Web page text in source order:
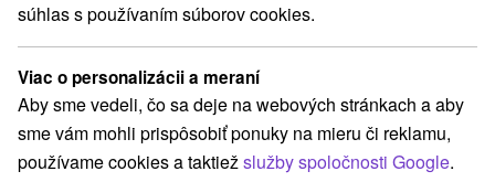
Priváty v Žiari
Kategórie
Všetky kategórie
Hotely(1) Apartmány(1)
Chaty na prenájom(5) Drevenice(5) Penzióny(2)
súhlas s používaním súborov cookies.
Viac o personalizácii a meraní
Aby sme vedeli, čo sa deje na webových stránkach a aby
sme vám mohli prispôsobiť ponuky na mieru či reklamu,
používame cookies a taktiežslužby spoločnosti Google.